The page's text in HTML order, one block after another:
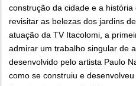
construção da cidade e a
revisitar as belezas dos jardins
atuação da TV Itacolomi, a
admirar um trabalho singular de
desenvolvido pelo artista Paulo
como se construiu e